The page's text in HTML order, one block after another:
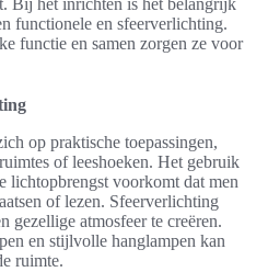
Bij het inrichten is het belangrijk
functionele en sfeerverlichting.
functie en samen zorgen ze voor
op praktische toepassingen,
of leeshoeken. Het gebruik
lichtopbrengst voorkomt dat men
of lezen. Sfeerverlichting
gezellige atmosfeer te creëren.
en stijlvolle hanglampen kan
ruimte.